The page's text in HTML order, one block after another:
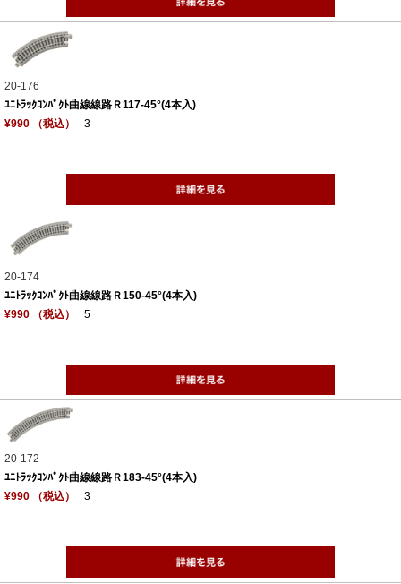
20-176
ﾕﾆﾄﾗｯｸｺﾝﾊﾟｸﾄ曲線線路Ｒ117-45°(4本入)
¥990 （税込）
3
20-174
ﾕﾆﾄﾗｯｸｺﾝﾊﾟｸﾄ曲線線路Ｒ150-45°(4本入)
¥990 （税込）
5
20-172
ﾕﾆﾄﾗｯｸｺﾝﾊﾟｸﾄ曲線線路Ｒ183-45°(4本入)
¥990 （税込）
3